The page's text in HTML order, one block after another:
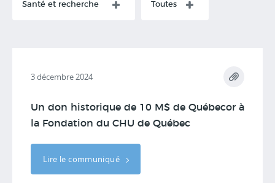
Santé et recherche Toutes
3 décembre 2024
Un don historique de 10 M$ de Québecor à
la Fondation du CHU de Québec
Lire le communiqué